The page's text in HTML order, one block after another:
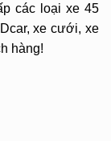
các loại xe 45
xe cưới, xe
hàng!